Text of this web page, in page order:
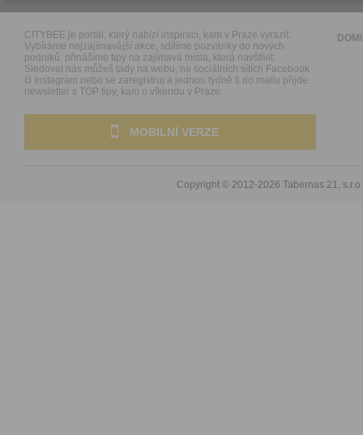
CITYBEE je portál, který nabízí inspiraci, kam v Praze vyrazit.
Vybíráme nejzajímavější akce, sdílíme pozvánky do nových
podniků, přinášíme tipy na zajímavá místa, která navštívit.
Sledovat nás můžeš tady na webu, na sociálních sítích Facebook
či Instagram nebo se zaregistruj a jednou týdně ti do mailu přijde
newsletter s TOP tipy, kam o víkendu v Praze.
MOBILNÍ VERZE
Copyright © 2012-2026 Tabernas 21, s.r.o.